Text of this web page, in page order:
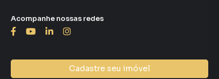
Cadastre seu imóvel
Acompanhe nossas redes